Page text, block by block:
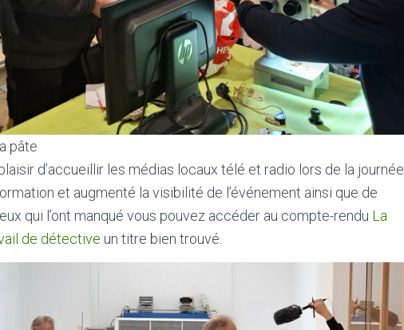
pâte
d’accueillir les médias locaux télé et radio lors de la journée
et augmenté la visibilité de l’événement ainsi que de
qui l’ont manqué vous pouvez accéder au compte-rendu La
de détective un titre bien trouvé.